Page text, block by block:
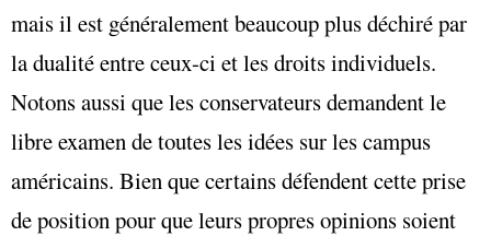
mais il est généralement beaucoup plus déchiré par
la dualité entre ceux-ci et les droits individuels.
Notons aussi que les conservateurs demandent le
libre examen de toutes les idées sur les campus
américains. Bien que certains défendent cette prise
de position pour que leurs propres opinions soient